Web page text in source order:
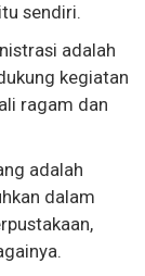
sendiri.
adalah
kegiatan
ragam dan
adalah
dalam